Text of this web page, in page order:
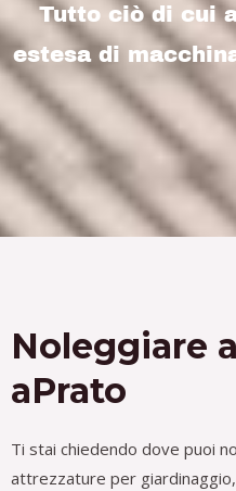
Tutto ciò di cui
estesa di
Noleggiare
aPrato
Ti stai chiedendo dove puoi
attrezzature per giardinaggio,